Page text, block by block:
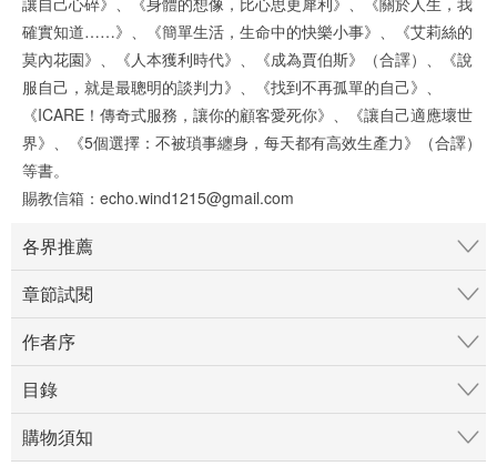
確實知道……》、《簡單生活，生命中的快樂小事》、《艾莉絲的
莫內花園》、《人本獲利時代》、《成為賈伯斯》（合譯）、《說
服自己，就是最聰明的談判力》、《找到不再孤單的自己》、
《ICARE！傳奇式服務，讓你的顧客愛死你》、《讓自己適應壞世
界》、《5個選擇：不被瑣事纏身，每天都有高效生產力》（合譯）
等書。
賜教信箱：echo.wind1215@gmail.com
各界推薦
章節試閱
作者序
目錄
購物須知